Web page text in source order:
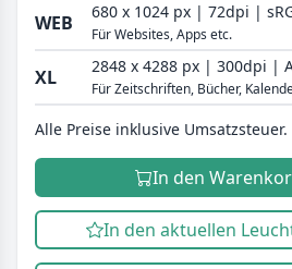
WEB 680 x 1024 px | 72dpi |
Für Websites, Apps etc.
XL 2848 x 4288 px | 300dpi |
Für Zeitschriften, Bücher,
Alle Preise inklusive Umsatzsteuer.
In den
In den aktuellen